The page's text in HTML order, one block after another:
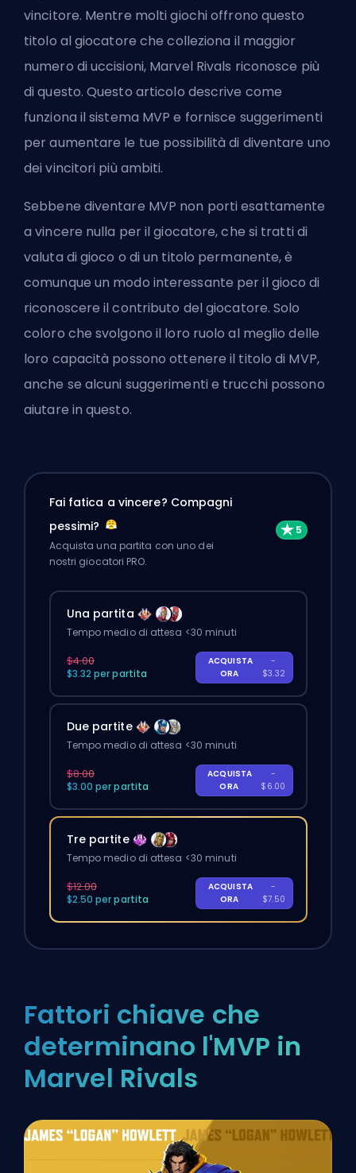
vincitore. Mentre molti giochi offrono questo
titolo al giocatore che colleziona il maggior
numero di uccisioni, Marvel Rivals riconosce più
di questo. Questo articolo descrive come
funziona il sistema MVP e fornisce suggerimenti
per aumentare le tue possibilità di diventare uno
dei vincitori più ambiti.
Sebbene diventare MVP non porti esattamente
a vincere nulla per il giocatore, che si tratti di
valuta di gioco o di un titolo permanente, è
comunque un modo interessante per il gioco di
riconoscere il contributo del giocatore. Solo
coloro che svolgono il loro ruolo al meglio delle
loro capacità possono ottenere il titolo di MVP,
anche se alcuni suggerimenti e trucchi possono
aiutare in questo.
Fai fatica a vincere? Compagni
pessimi?
Acquista una partita con uno dei
nostri giocatori PRO.
Una partita
Tempo medio di attesa <30 minuti
$4.00
$3.32 per partita
ACQUISTA
ORA
-
$3.32
Due partite
Tempo medio di attesa <30 minuti
$8.00
$3.00 per partita
ACQUISTA
ORA
-
$6.00
Tre partite
Tempo medio di attesa <30 minuti
$12.00
$2.50 per partita
ACQUISTA
ORA
-
$7.50
Fattori chiave che
determinano l'MVP in
Marvel Rivals